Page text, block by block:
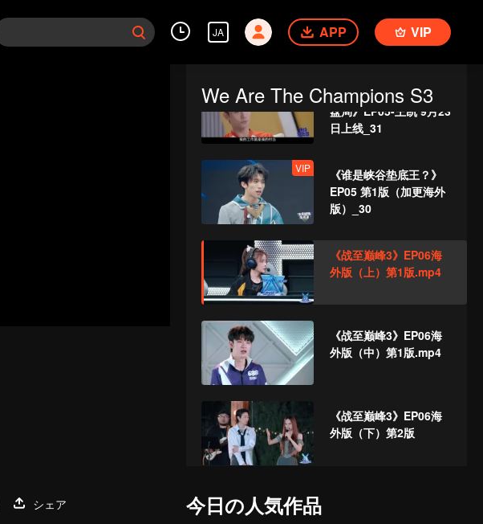
JA APP VIP
We Are The Champions S3
外版（下）第2版_30
腾讯视频版—《来场复
盘局》EP05-王凯 9月23
日上线_31
VIP
《谁是峡谷垫底王？》
EP05 第1版（加更海外
版）_30
《战至巅峰3》EP06海
外版（上）第1版.mp4
《战至巅峰3》EP06海
外版（中）第1版.mp4
《战至巅峰3》EP06海
外版（下）第2版
シェア
今日の人気作品